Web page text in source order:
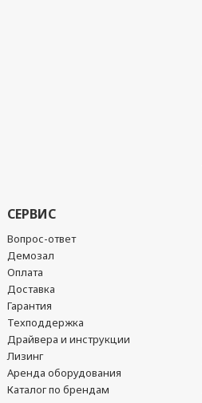
СЕРВИС
Вопрос-ответ
Демозал
Оплата
Доставка
Гарантия
Техподдержка
Драйвера и инструкции
Лизинг
Аренда оборудования
Каталог по брендам